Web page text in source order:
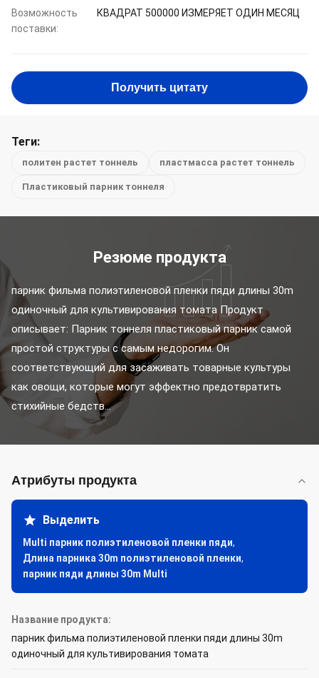
Возможность
поставки:
КВАДРАТ 500000 ИЗМЕРЯЕТ ОДИН МЕСЯЦ
Получить цитату
Теги:
политен растет тоннель пластмасса растет тоннель
Пластиковый парник тоннеля
Резюме продукта
парник фильма полиэтиленовой пленки пяди длины 30m
одиночный для культивирования томата Продукт
описывает: Парник тоннеля пластиковый парник самой
простой структуры с самым недорогим. Он
соответствующий для засаживать товарные культуры
как овощи, которые могут эффектно предотвратить
стихийные бедств...
Атрибуты продукта
Выделить
Multi парник полиэтиленовой пленки пяди,
Длина парника 30m полиэтиленовой пленки,
парник пяди длины 30m Multi
Название продукта:
парник фильма полиэтиленовой пленки пяди длины 30m
одиночный для культивирования томата